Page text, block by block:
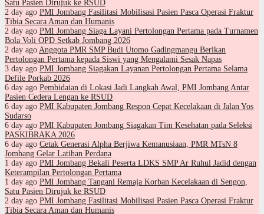
Satu Pasien Dirujuk ke RSUD
2 day ago PMI Jombang Fasilitasi Mobilisasi Pasien Pasca Operasi Fraktur
Tibia Secara Aman dan Humanis
2 day ago PMI Jombang Siaga Layani Pertolongan Pertama pada Turnamen
Bola Voli OPD Setkab Jombang 2026
2 day ago Anggota PMR SMP Budi Utomo Gadingmangu Berikan
Pertolongan Pertama kepada Siswi yang Mengalami Sesak Napas
3 day ago PMI Jombang Siagakan Layanan Pertolongan Pertama Selama
Defile Porkab 2026
6 day ago Pembidaian di Lokasi Jadi Langkah Awal, PMI Jombang Antar
Pasien Cedera Lengan ke RSUD
6 day ago PMI Kabupaten Jombang Respon Cepat Kecelakaan di Jalan Yos
Sudarso
6 day ago PMI Kabupaten Jombang Siagakan Tim Kesehatan pada Seleksi
PASKIBRAKA 2026
6 day ago Cetak Generasi Alpha Berjiwa Kemanusiaan, PMR MTsN 8
Jombang Gelar Latihan Perdana
1 day ago PMI Jombang Bekali Peserta LDKS SMP Ar Ruhul Jadid dengan
Keterampilan Pertolongan Pertama
1 day ago PMI Jombang Tangani Remaja Korban Kecelakaan di Sengon,
Satu Pasien Dirujuk ke RSUD
2 day ago PMI Jombang Fasilitasi Mobilisasi Pasien Pasca Operasi Fraktur
Tibia Secara Aman dan Humanis